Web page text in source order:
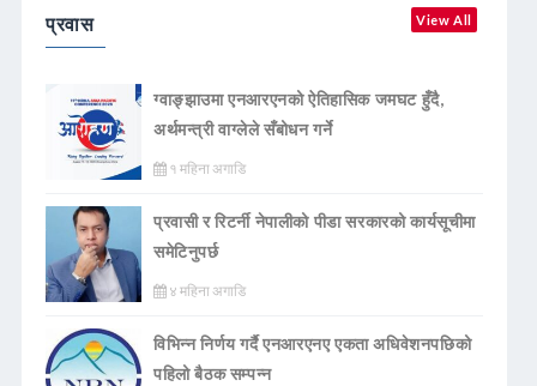
प्रवास View All
ग्वाङ्झाउमा एनआरएनको ऐतिहासिक जमघट हुँदै,
अर्थमन्त्री वाग्लेले सँबोधन गर्ने
१ महिना अगाडि
प्रवासी र रिटर्नी नेपालीको पीडा सरकारको कार्यसूचीमा
समेटिनुपर्छ
४ महिना अगाडि
विभिन्न निर्णय गर्दै एनआरएनए एकता अधिवेशनपछिको
पहिलो बैठक सम्पन्न